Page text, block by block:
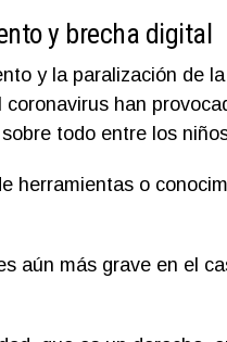
y brecha digital
y la paralización de
coronavirus han
todo entre los
herramientas o
aún más grave en el